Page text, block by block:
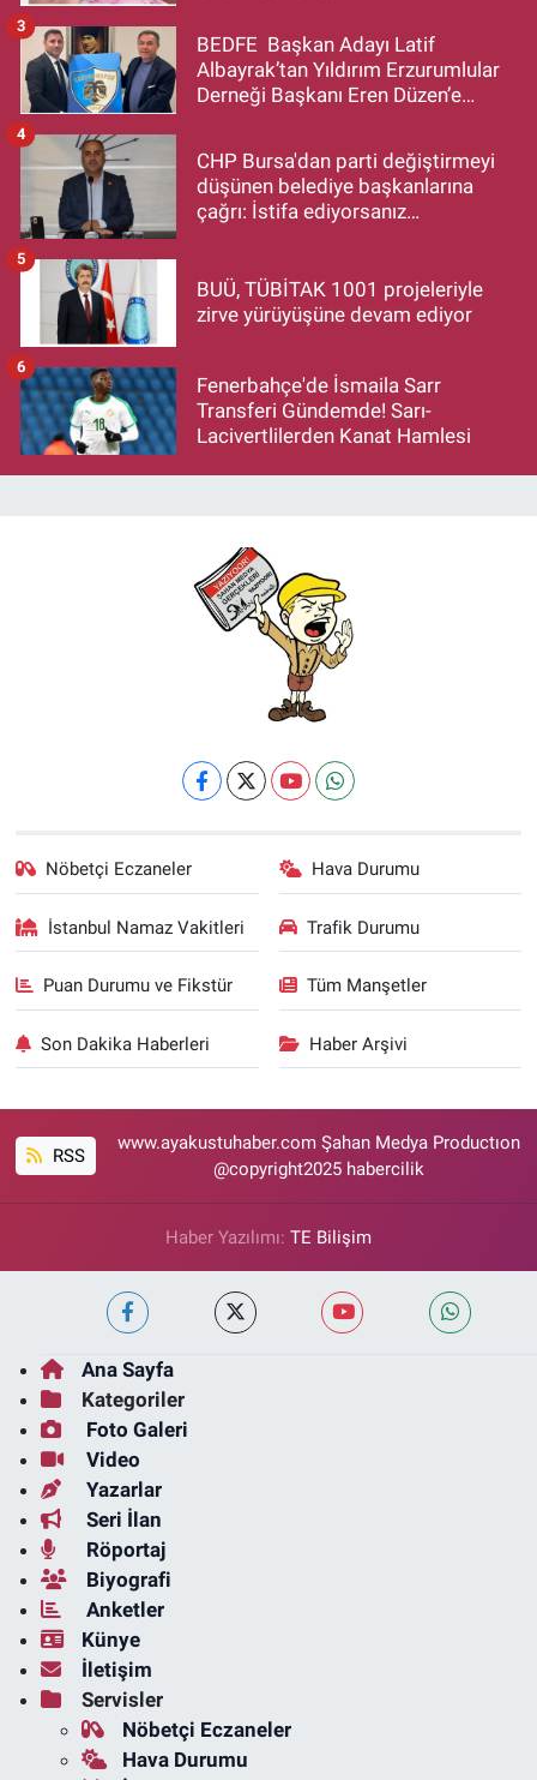
BEDFE Başkan Adayı Latif
Albayrak’tan Yıldırım Erzurumlular
Derneği Başkanı Eren Düzen’e
3
CHP Bursa'dan parti değiştirmeyi
düşünen belediye başkanlarına
çağrı: İstifa ediyorsanız
4
BUÜ, TÜBİTAK 1001 projeleriyle
zirve yürüyüşüne devam ediyor
5
Fenerbahçe'de İsmaila Sarr
Transferi Gündemde! Sarı-
Lacivertlilerden Kanat Hamlesi
6
Nöbetçi Eczaneler Hava Durumu
İstanbul Namaz Vakitleri Trafik Durumu
Puan Durumu ve Fikstür Tüm Manşetler
Son Dakika Haberleri Haber Arşivi
RSS
www.ayakustuhaber.com Şahan Medya Productıon
@copyright2025 habercilik
Haber Yazılımı: TE Bilişim
Ana Sayfa
Kategoriler
Foto Galeri
Video
Yazarlar
Seri İlan
Röportaj
Biyografi
Anketler
Künye
İletişim
Servisler
Nöbetçi Eczaneler
Hava Durumu